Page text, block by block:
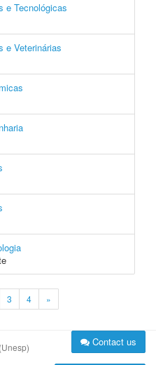
e Tecnológicas
e Veterinárias
3 4 »
Contact us